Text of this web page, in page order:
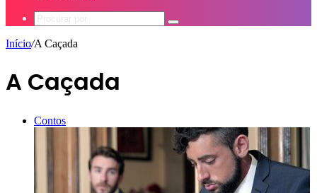
Procurar
Início/A Caçada
A Caçada
Contos